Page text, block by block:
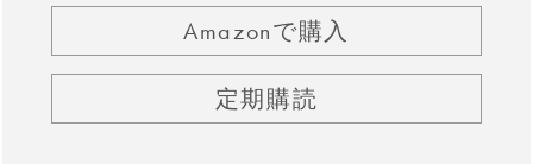
Amazonで購入
定期購読